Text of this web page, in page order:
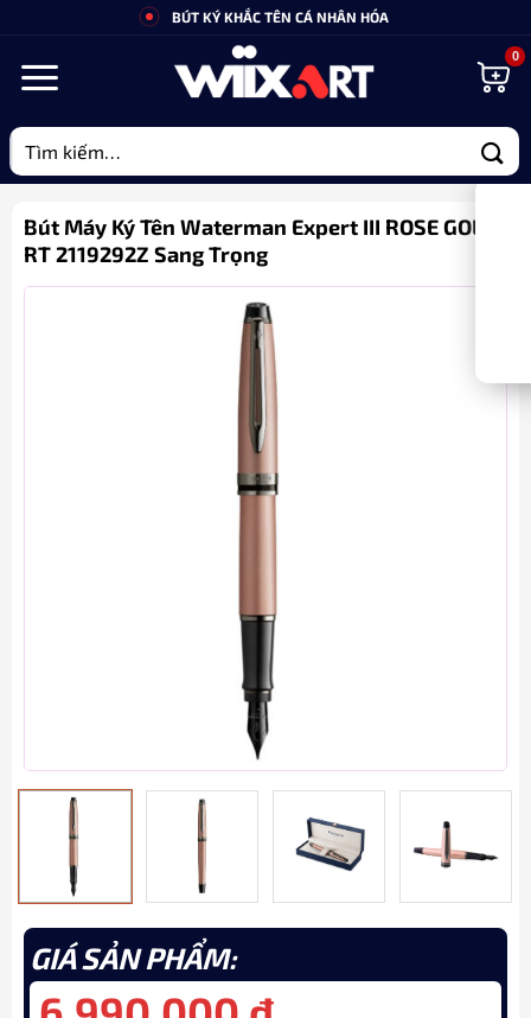
nội
BÚT KÝ KHẮC TÊN CÁ NHÂN HÓA
Tìm
kiếm:
Bút Máy Ký Tên Waterman Expert III ROSE GOLD
RT 2119292Z Sang Trọng
GIÁ SẢN PHẨM: